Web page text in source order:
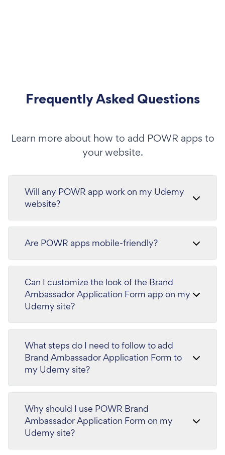
Frequently Asked Questions
Learn more about how to add POWR apps to
your website.
Will any POWR app work on my Udemy
website?
Are POWR apps mobile-friendly?
Can I customize the look of the Brand
Ambassador Application Form app on my
Udemy site?
What steps do I need to follow to add
Brand Ambassador Application Form to
my Udemy site?
Why should I use POWR Brand
Ambassador Application Form on my
Udemy site?